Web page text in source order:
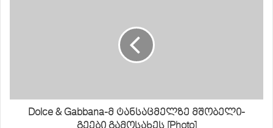
Dolce & Gabbana-მ ტანსაცმელზე მშობელი-
გეები გამოსახეს [Photo]